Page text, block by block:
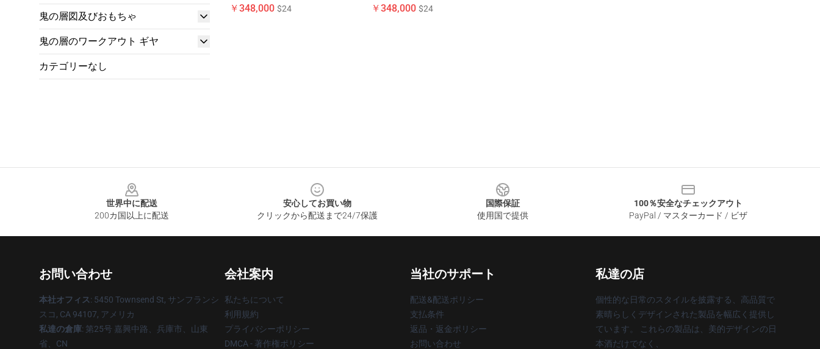
鬼の層図及びおもちゃ
鬼の層のワークアウト ギヤ
カテゴリーなし
￥348,000 $24 ￥348,000 $24
世界中に配送
200カ国以上に配送
安心してお買い物
クリックから配送まで24/7保護
国際保証
使用国で提供
100％安全なチェックアウト
PayPal / マスターカード / ビザ
お問い合わせ
本社オフィス: 5450 Townsend St, サンフランシ
スコ, CA 94107, アメリカ
私達の倉庫: 第25号 嘉興中路、兵庫市、山東
省、CN
会社案内
私たちについて
利用規約
プライバシーポリシー
DMCA - 著作権ポリシー
当社のサポート
配送&配送ポリシー
支払条件
返品・返金ポリシー
お問い合わせ
私達の店
個性的な日常のスタイルを披露する、高品質で
素晴らしくデザインされた製品を幅広く提供し
ています。 これらの製品は、美的デザインの日
本酒だけでなく、